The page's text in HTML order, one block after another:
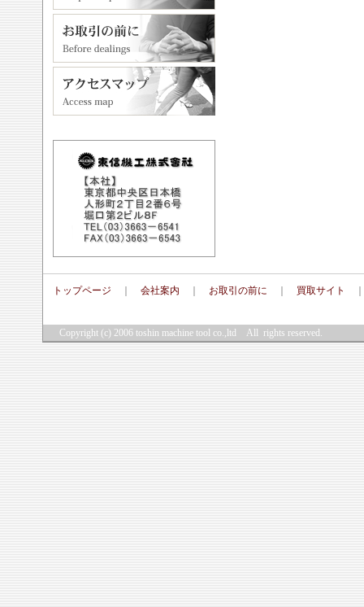
トップページ 会社案内 お取引の前に 買取サイト
Copyright (c) 2006 toshin machine tool co.,ltd All rights reserved.